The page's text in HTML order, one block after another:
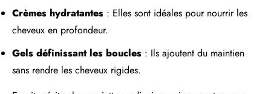
Crèmes hydratantes : Elles sont idéales pour nourrir les
cheveux en profondeur.
Gels définissant les boucles : Ils ajoutent du maintien
sans rendre les cheveux rigides.